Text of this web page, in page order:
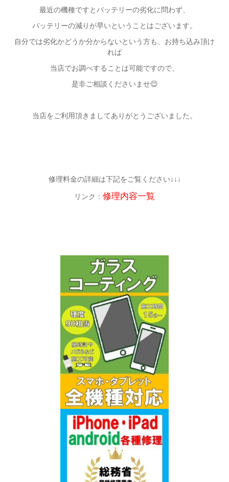
最近の機種ですとバッテリーの劣化に問わず、
バッテリーの減りが早いということはございます。
自分では劣化かどうか分からないという方も、お持ち込み頂け
れば
当店でお調べすることは可能ですので、
是非ご相談くださいませ😌
当店をご利用頂きましてありがとうございました。
修理料金の詳細は下記をご覧ください↓↓↓
リンク： 修理内容一覧